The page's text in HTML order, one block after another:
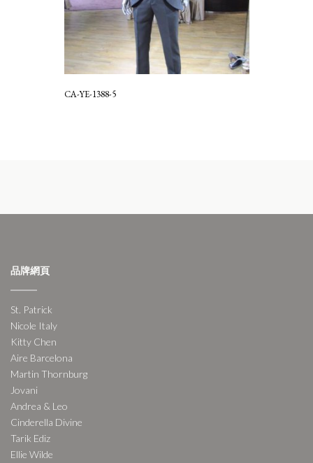
CA-YE-1388-5
品牌網頁
St. Patrick
Nicole Italy
Kitty Chen
Aire Barcelona
Martin Thornburg
Jovani
Andrea & Leo
Cinderella Divine
Tarik Ediz
Ellie Wilde